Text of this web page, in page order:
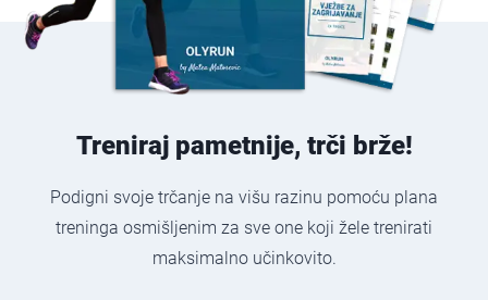
Treniraj pametnije, trči brže!
Podigni svoje trčanje na višu razinu pomoću plana
treninga osmišljenim za sve one koji žele trenirati
maksimalno učinkovito.